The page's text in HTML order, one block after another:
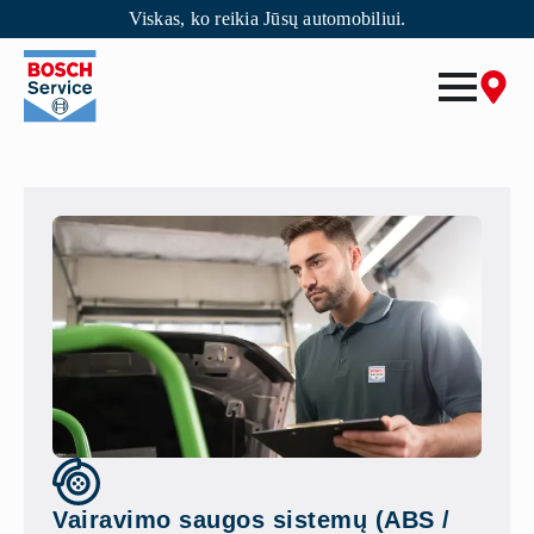
to
main
content
Viskas, ko reikia Jūsų automobiliui.
Vairavimo saugos sistemų (ABS /